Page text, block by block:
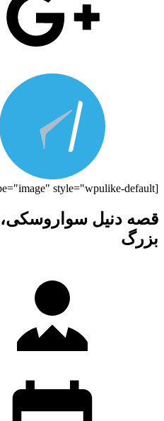
[wp_ulike button_type="image" style="wpulike-default"]
قصه‌ دنیل سواروسکی،
بزرگ